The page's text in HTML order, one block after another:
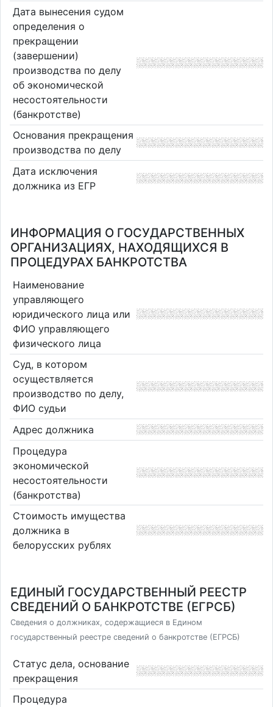
Дата вынесения судом
определения о
прекращении
(завершении)
производства по делу
об экономической
несостоятельности
(банкротстве)
Основания прекращения
производства по делу
Дата исключения
должника из ЕГР
ИНФОРМАЦИЯ О ГОСУДАРСТВЕННЫХ
ОРГАНИЗАЦИЯХ, НАХОДЯЩИХСЯ В
ПРОЦЕДУРАХ БАНКРОТСТВА
Наименование
управляющего
юридического лица или
ФИО управляющего
физического лица
Суд, в котором
осуществляется
производство по делу,
ФИО судьи
Адрес должника
Процедура
экономической
несостоятельности
(банкротства)
Стоимость имущества
должника в
белорусских рублях
ЕДИНЫЙ ГОСУДАРСТВЕННЫЙ РЕЕСТР
СВЕДЕНИЙ О БАНКРОТСТВЕ (ЕГРСБ)
Сведения о должниках, содержащиеся в Едином
государственный реестре сведений о банкротстве (ЕГРСБ)
Статус дела, основание
прекращения
Процедура